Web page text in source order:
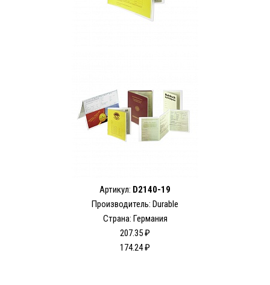
Артикул: D2140-19
Производитель: Durable
Страна: Германия
207.35 ₽
174.24 ₽